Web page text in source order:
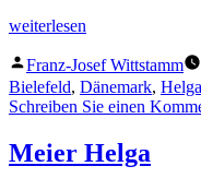
„Kokerbeck
weiterlesen
Veröffentlicht
von
Franz-Josef Wittstamm
Bielefeld, Dänemark, Helga
Schreiben Sie einen
Meier Helga